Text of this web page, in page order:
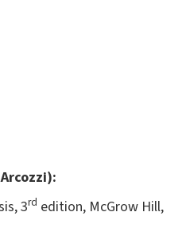
3rd edition, McGrow Hill,